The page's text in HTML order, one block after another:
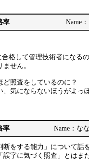
率 Name
合格して管理技術者になる
せん。
照査をしているのに？
、気にならないほうがよっ
率 Name：な
断をする能力」について話
誤字に気づく照査」とはま